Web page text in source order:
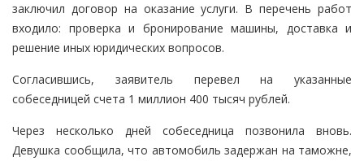
заключил договор на оказание услуги. В перечень работ
входило: проверка и бронирование машины, доставка и
решение иных юридических вопросов.
Согласившись, заявитель перевел на указанные
собеседницей счета 1 миллион 400 тысяч рублей.
Через несколько дней собеседница позвонила вновь.
Девушка сообщила, что автомобиль задержан на таможне,